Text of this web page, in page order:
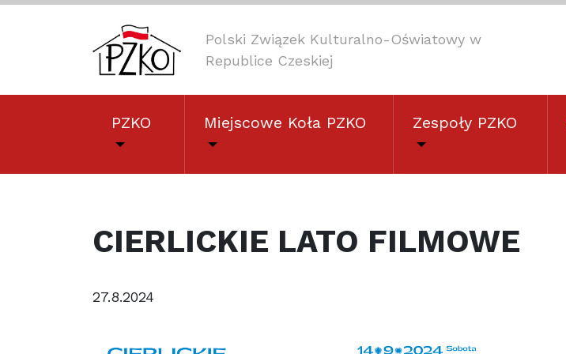
Polski Związek Kulturalno-Oświatowy w
Republice Czeskiej
PZKO Miejscowe Koła PZKO Zespoły PZKO
CIERLICKIE LATO FILMOWE
27.8.2024